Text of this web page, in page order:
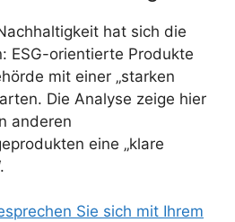
hat sich die
ESG-orientierte Produkte
mit einer „starken
Die Analyse zeige hier
anderen
eine „klare
Sie sich mit Ihrem